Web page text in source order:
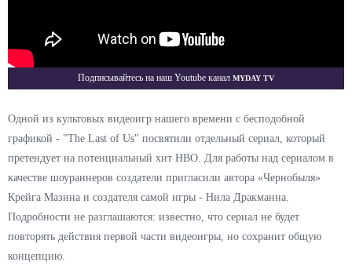
Подписывайтесь на наш Youtube канал Myday TV
Одной из культовых видеоигр нашего времени с бесподобной
графикой - "The Last of Us" посвятили отдельный сериал, который
претендует на потенциальный хит HBO. Для работы над сериалом в
качестве шоураннеров создатели пригласили автора «Чернобыля»
Крейга Мазина и создателя самой игры - Нила Дракманна.
Подробности не разглашаются: известно, что сериал не будет
повторять действия первой части видеоигры, но сохранит общую
концепцию.